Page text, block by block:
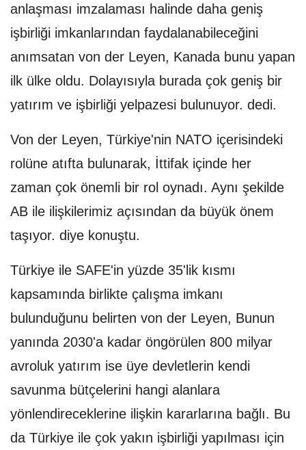
anlaşması imzalaması halinde daha geniş
işbirliği imkanlarından faydalanabileceğini
anımsatan von der Leyen, Kanada bunu yapan
ilk ülke oldu. Dolayısıyla burada çok geniş bir
yatırım ve işbirliği yelpazesi bulunuyor. dedi.
Von der Leyen, Türkiye'nin NATO içerisindeki
rolüne atıfta bulunarak, İttifak içinde her
zaman çok önemli bir rol oynadı. Aynı şekilde
AB ile ilişkilerimiz açısından da büyük önem
taşıyor. diye konuştu.
Türkiye ile SAFE'in yüzde 35'lik kısmı
kapsamında birlikte çalışma imkanı
bulunduğunu belirten von der Leyen, Bunun
yanında 2030'a kadar öngörülen 800 milyar
avroluk yatırım ise üye devletlerin kendi
savunma bütçelerini hangi alanlara
yönlendireceklerine ilişkin kararlarına bağlı. Bu
da Türkiye ile çok yakın işbirliği yapılması için